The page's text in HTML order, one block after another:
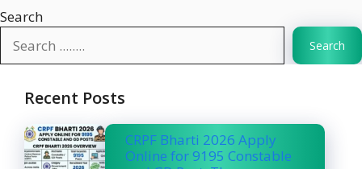
Search
Search
Recent Posts
CRPF Bharti 2026 Apply
Online for 9195 Constable